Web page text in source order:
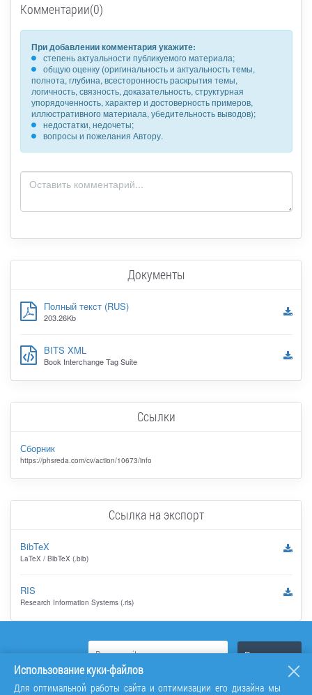
Комментарии(0)
При добавлении комментария укажите:
степень актуальности публикуемого материала;
общую оценку (оригинальность и актуальность темы,
полнота, глубина, всесторонность раскрытия темы,
логичность, связность, доказательность, структурная
упорядоченность, характер и достоверность примеров,
иллюстративного материала, убедительность выводов);
недостатки, недочеты;
вопросы и пожелания Автору.
Документы
Полный текст (RUS)
203.26Kb
BITS XML
Book Interchange Tag Suite
Ссылки
Сборник
https://phsreda.com/cv/action/10673/info
Ссылка на экспорт
BibTeX
LaTeX / BibTeX (.bib)
RIS
Research Information Systems (.ris)
Использование куки-файлов
Для оптимальной работы сайта и оптимизации его дизайна мы